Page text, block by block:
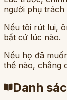
người phụ
Nếu tôi rút lui,
bất cứ lúc nào.
Nếu họ đã
thế nào, chẳng
Danh